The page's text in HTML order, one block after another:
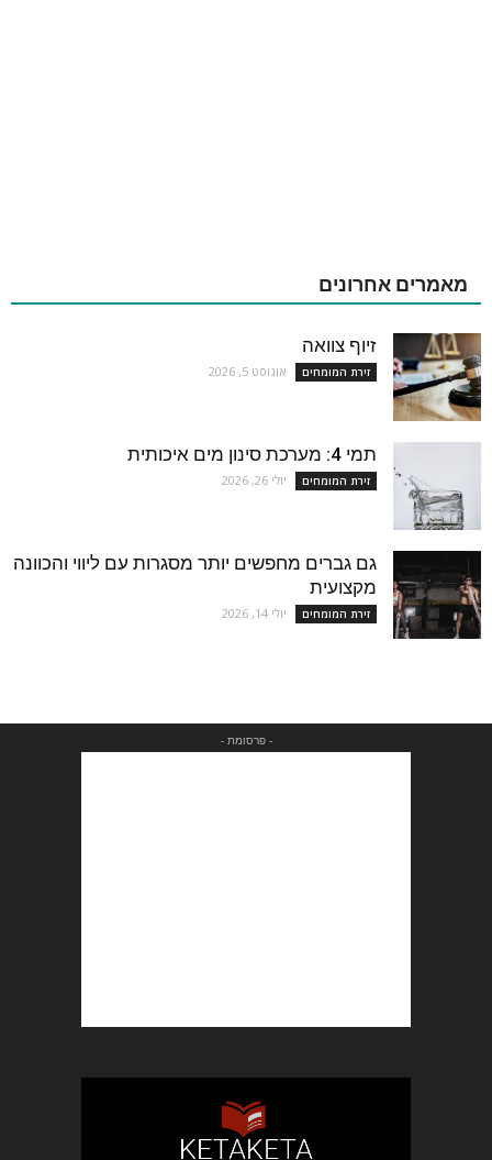
מאמרים אחרונים
זיוף צוואה
זירת המומחים אוגוסט 5, 2026
תמי 4: מערכת סינון מים איכותית
זירת המומחים יולי 26, 2026
גם גברים מחפשים יותר מסגרות עם ליווי והכוונה
מקצועית
זירת המומחים יולי 14, 2026
- פרסומת -